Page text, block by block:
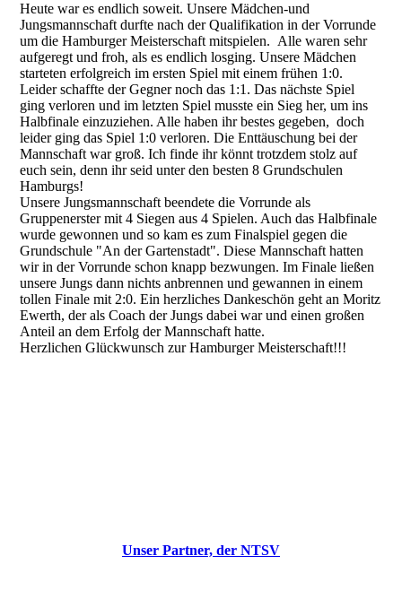
Heute war es endlich soweit. Unsere Mädchen-und
Jungsmannschaft durfte nach der Qualifikation in der Vorrunde
um die Hamburger Meisterschaft mitspielen. Alle waren sehr
aufgeregt und froh, als es endlich losging. Unsere Mädchen
starteten erfolgreich im ersten Spiel mit einem frühen 1:0.
Leider schaffte der Gegner noch das 1:1. Das nächste Spiel
ging verloren und im letzten Spiel musste ein Sieg her, um ins
Halbfinale einzuziehen. Alle haben ihr bestes gegeben, doch
leider ging das Spiel 1:0 verloren. Die Enttäuschung bei der
Mannschaft war groß. Ich finde ihr könnt trotzdem stolz auf
euch sein, denn ihr seid unter den besten 8 Grundschulen
Hamburgs!
Unsere Jungsmannschaft beendete die Vorrunde als
Gruppenerster mit 4 Siegen aus 4 Spielen. Auch das Halbfinale
wurde gewonnen und so kam es zum Finalspiel gegen die
Grundschule "An der Gartenstadt". Diese Mannschaft hatten
wir in der Vorrunde schon knapp bezwungen. Im Finale ließen
unsere Jungs dann nichts anbrennen und gewannen in einem
tollen Finale mit 2:0. Ein herzliches Dankeschön geht an Moritz
Ewerth, der als Coach der Jungs dabei war und einen großen
Anteil an dem Erfolg der Mannschaft hatte.
Herzlichen Glückwunsch zur Hamburger Meisterschaft!!!
Unser Partner, der NTSV